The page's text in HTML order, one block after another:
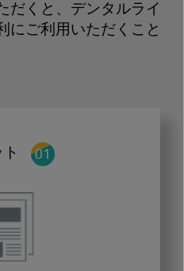
だくと、デンタルライ
にご利用いただくこと